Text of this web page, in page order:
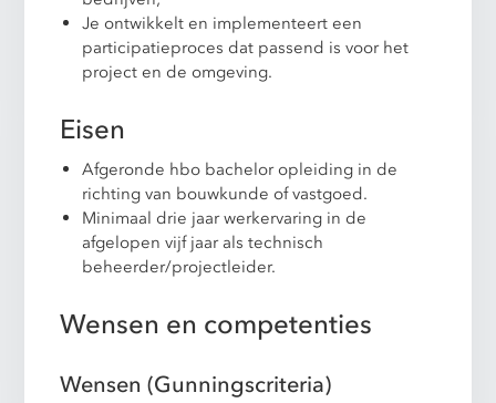
Je ontwikkelt en implementeert een
participatieproces dat passend is voor het
project en de omgeving.
Eisen
Afgeronde hbo bachelor opleiding in de
richting van bouwkunde of vastgoed.
Minimaal drie jaar werkervaring in de
afgelopen vijf jaar als technisch
beheerder/projectleider.
Wensen en competenties
Wensen (Gunningscriteria)